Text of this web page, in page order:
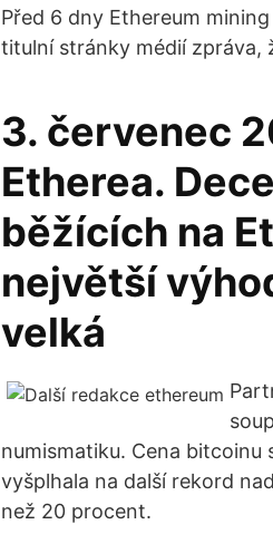
Před 6 dny Ethereum
titulní stránky médií zpráva,
3. červenec
Etherea.
běžících na
největší
velká
numismatiku. Cena bitcoinu
vyšplhala na další rekord
než 20 procent.